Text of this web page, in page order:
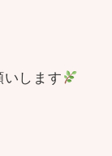
します